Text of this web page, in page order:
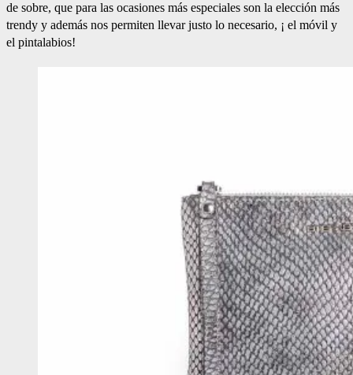
de sobre, que para las ocasiones más especiales son la elección más
trendy y además nos permiten llevar justo lo necesario, ¡ el móvil y
el pintalabios!